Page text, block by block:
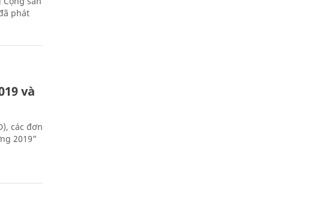
phát
và
các đơn
2019”